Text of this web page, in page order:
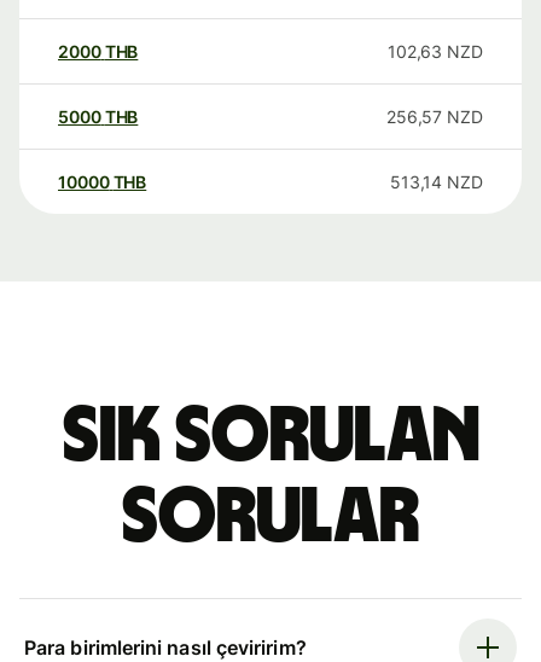
2000THB 102,63 NZD
5000THB 256,57 NZD
10000 THB 513,14 NZD
Sık sorulan
sorular
Para birimlerini nasıl çeviririm?